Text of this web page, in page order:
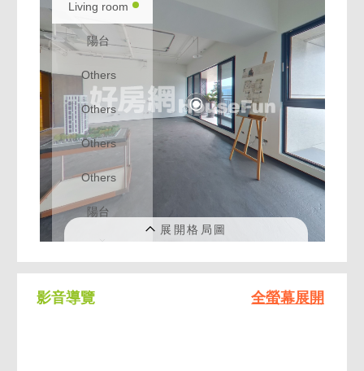
影音導覽 全螢幕展開